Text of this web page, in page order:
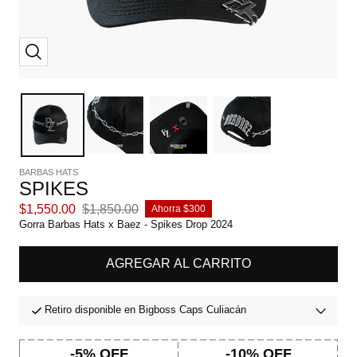
Zoom
BARBAS HATS
SPIKES
Precio
de
$1,550.00 Precio
normal
$1,850.00 Ahorra $300
Gorra Barbas Hats x Baez - Spikes Drop 2024
Retiro disponible en Bigboss Caps Culiacán
-5% OFF -10% OFF
AGREGAR AL CARRITO